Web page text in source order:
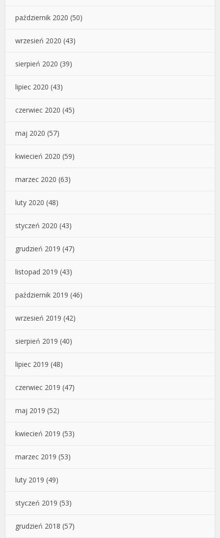
październik 2020 (50)
wrzesień 2020 (43)
sierpień 2020 (39)
lipiec 2020 (43)
czerwiec 2020 (45)
maj 2020 (57)
kwiecień 2020 (59)
marzec 2020 (63)
luty 2020 (48)
styczeń 2020 (43)
grudzień 2019 (47)
listopad 2019 (43)
październik 2019 (46)
wrzesień 2019 (42)
sierpień 2019 (40)
lipiec 2019 (48)
czerwiec 2019 (47)
maj 2019 (52)
kwiecień 2019 (53)
marzec 2019 (53)
luty 2019 (49)
styczeń 2019 (53)
grudzień 2018 (57)